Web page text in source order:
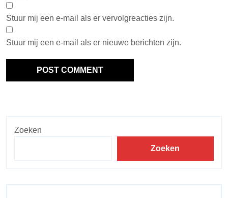
Stuur mij een e-mail als er vervolgreacties zijn.
Stuur mij een e-mail als er nieuwe berichten zijn.
Zoeken
Zoeken